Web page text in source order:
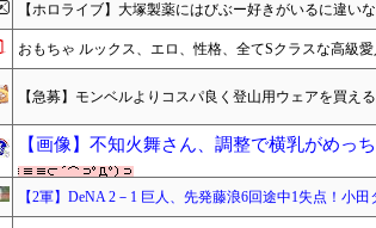
【ホロライブ】大塚製薬にはびぶー好きがいるに違い
おもちゃ ルックス、エロ、性格、全てSクラスな高級
【急募】モンベルよりコスパ良く登山用ウェアを買え
【画像】不知火舞さん、調整で横乳がめっ
【2軍】DeNA 2－1 巨人、先発藤浪6回途中1失点！小